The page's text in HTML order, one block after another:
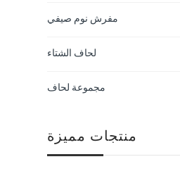
مفرش نوم صيفي
لحاف الشتاء
مجموعة لحاف
منتجات مميزة